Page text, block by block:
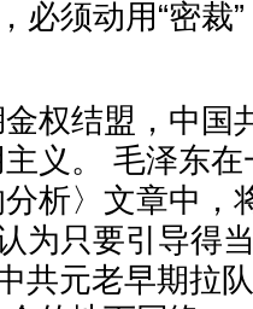
必须动用“密
权结盟，中国
义。 毛泽东
分析〉文章中，
为只要引导得
共元老早期拉